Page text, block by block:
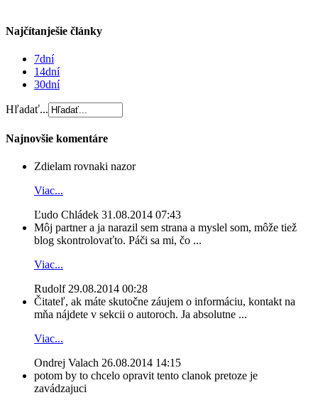
Najčítanješie články
7dní
14dní
30dní
Hľadať...
Najnovšie komentáre
Zdielam rovnaki nazor
Viac...
Ľudo Chládek 31.08.2014 07:43
Môj partner a ja narazil sem strana a myslel som, môže tiež
blog skontrolovaťto. Páči sa mi, čo ...
Viac...
Rudolf 29.08.2014 00:28
Čitateľ, ak máte skutočne záujem o informáciu, kontakt na
mňa nájdete v sekcii o autoroch. Ja absolutne ...
Viac...
Ondrej Valach 26.08.2014 14:15
potom by to chcelo opravit tento clanok pretoze je
zavádzajuci